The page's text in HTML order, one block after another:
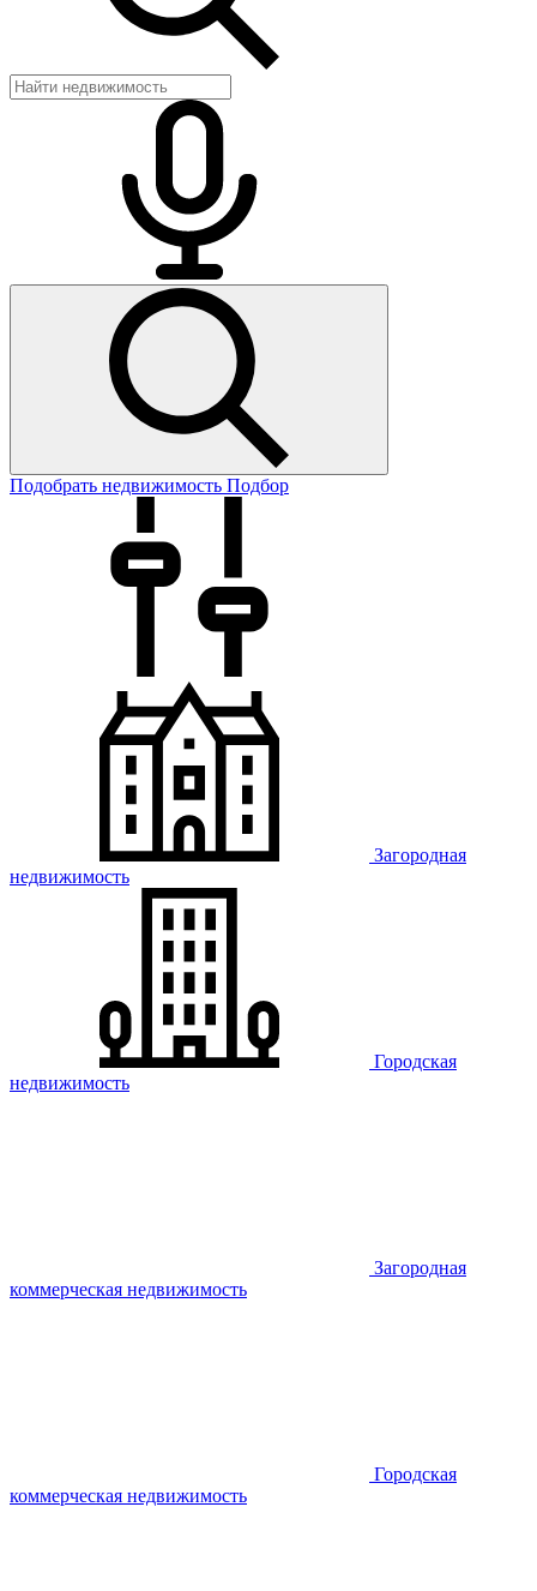
Подобрать недвижимость Подбор
Загородная
недвижимость
Городская
недвижимость
Загородная
коммерческая недвижимость
Городская
коммерческая недвижимость